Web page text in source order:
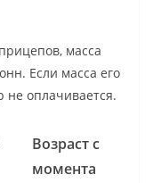
масса
Если масса его
не оплачивается.
Возраст с
момента